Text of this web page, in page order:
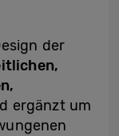
der
ergänzt um